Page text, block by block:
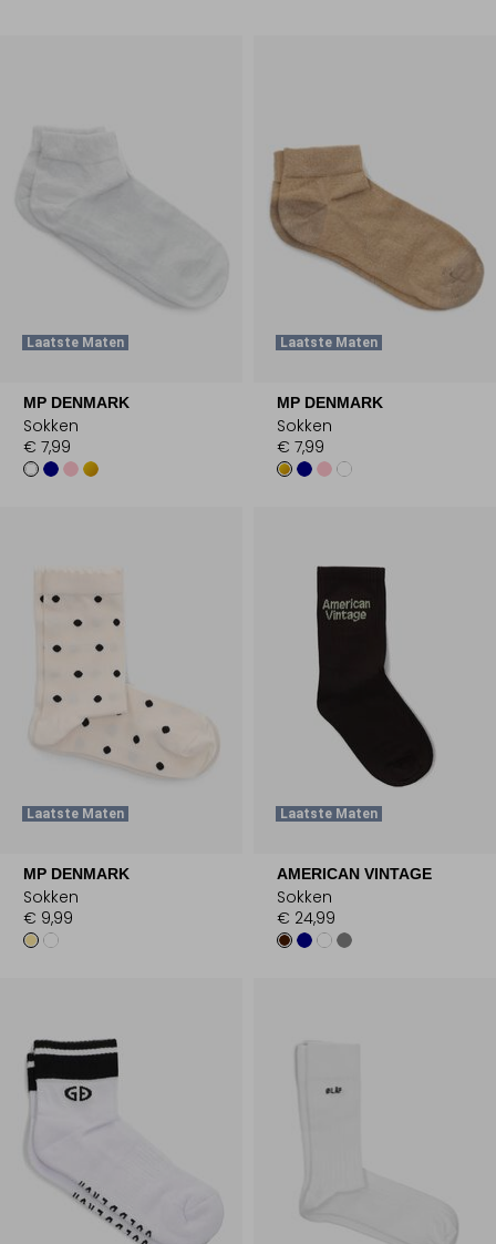
Laatste Maten
MP DENMARK
Sokken
€ 7,99
Laatste Maten
MP DENMARK
Sokken
€ 7,99
Laatste Maten
MP DENMARK
Sokken
€ 9,99
Laatste Maten
AMERICAN VINTAGE
Sokken
€ 24,99